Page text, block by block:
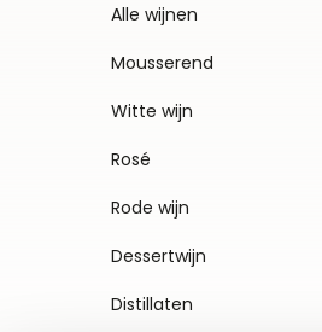
Alle wijnen
Mousserend
Witte wijn
Rosé
Rode wijn
Dessertwijn
Distillaten